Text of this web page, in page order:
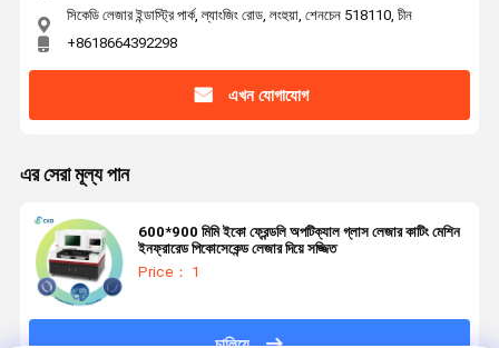
সিকেডি লেজার ইন্ডাস্ট্রি পার্ক, ল্যাংজিং রোড, লংহুয়া, শেনচেন 518110, চীন
+8618664392298
এখন যোগাযোগ
এর সেরা মূল্য পান
600*900 মিমি ইকো ফ্রেন্ডলি অপটিক্যাল গ্লাস লেজার কাটিং মেশিন
ইনফ্রারেড পিকোসেকেন্ড লেজার দিয়ে সজ্জিত
Price： 1